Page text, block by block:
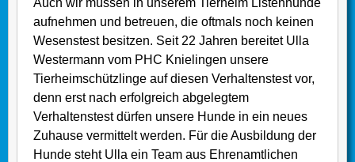
Auch wir müssen in unserem Tierheim Listenhunde
aufnehmen und betreuen, die oftmals noch keinen
Wesenstest besitzen. Seit 22 Jahren bereitet Ulla
Westermann vom PHC Knielingen unsere
Tierheimschützlinge auf diesen Verhaltenstest vor,
denn erst nach erfolgreich abgelegtem
Verhaltenstest dürfen unsere Hunde in ein neues
Zuhause vermittelt werden. Für die Ausbildung der
Hunde steht Ulla ein Team aus Ehrenamtlichen